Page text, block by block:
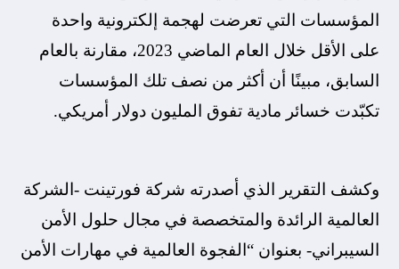
المؤسسات التي تعرضت لهجمة إلكترونية واحدة
على الأقل خلال العام الماضي 2023، مقارنة بالعام
السابق، مبينًا أن أكثر من نصف تلك المؤسسات
تكبّدت خسائر مادية تفوق المليون دولار أمريكي.
وكشف التقرير الذي أصدرته شركة فورتينت -الشركة
العالمية الرائدة والمتخصصة في مجال حلول الأمن
السيبراني- بعنوان “الفجوة العالمية في مهارات الأمن